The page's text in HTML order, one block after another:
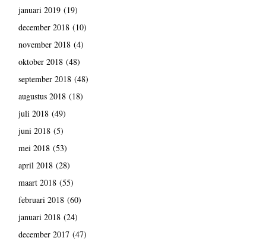
januari 2019(19)
december 2018(10)
november 2018(4)
oktober 2018(48)
september 2018(48)
augustus 2018(18)
juli 2018(49)
juni 2018(5)
mei 2018(53)
april 2018(28)
maart 2018(55)
februari 2018(60)
januari 2018(24)
december 2017(47)